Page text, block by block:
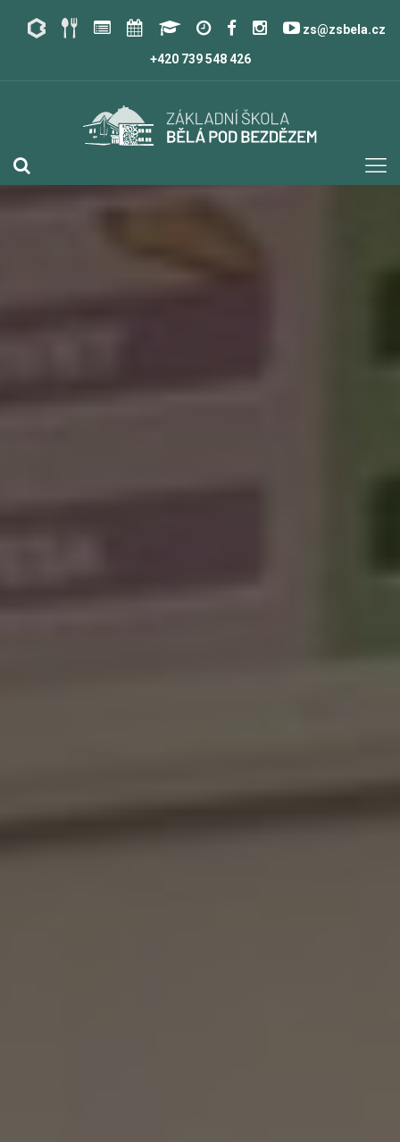
zs@zsbela.cz
+420 739 548 426